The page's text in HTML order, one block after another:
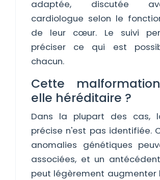
adaptée, discutée
cardiologue selon le
de leur cœur. Le suivi
préciser ce qui est
chacun.
Cette
elle héréditaire ?
Dans la plupart des cas,
précise n'est pas identifiée.
anomalies génétiques
associées, et un
peut légèrement augmenter